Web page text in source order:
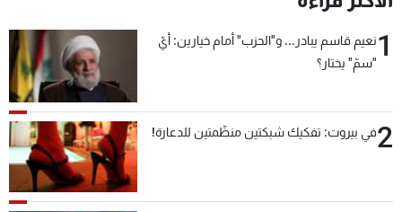
1نعيم قاسم يبادر... و"الحزب" أمام خيارين: أيّ
"سمّ" يختار؟
2في بيروت: تفكيك شبكتين منظّمتين للدعارة!